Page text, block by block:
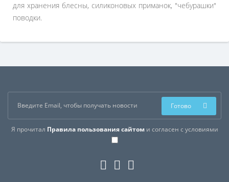
для хранения блесны, силиконовых приманок, "чебурашки"
поводки.
Я прочитал Правила пользования сайтоми согласен с условиями
Готово